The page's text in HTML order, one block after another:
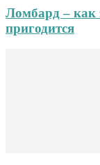
Ломбард – как
пригодится